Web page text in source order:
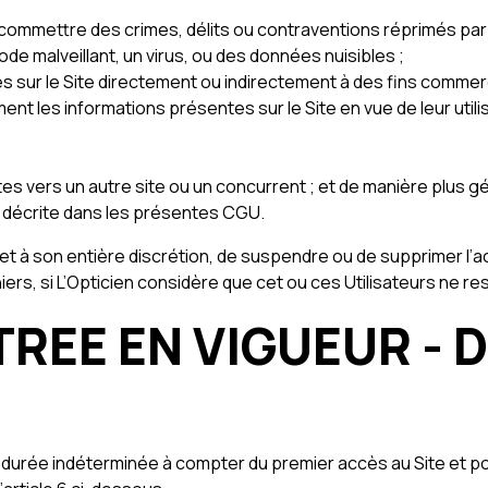
des crimes, délits ou contraventions réprimés par
malveillant, un virus, ou des données nuisibles ;
sur le Site directement ou indirectement à des fins
les informations présentes sur le Site en vue de leur
vers un autre site ou un concurrent ; et de manière plus
dans les présentes CGU.
à son entière discrétion, de suspendre ou de supprimer
si L’Opticien considère que cet ou ces Utilisateurs ne
EN VIGUEUR -
indéterminée à compter du premier accès au Site et